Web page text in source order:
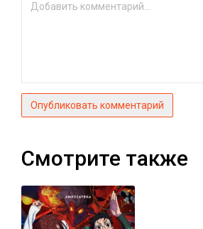
Опубликовать комментарий
Смотрите также